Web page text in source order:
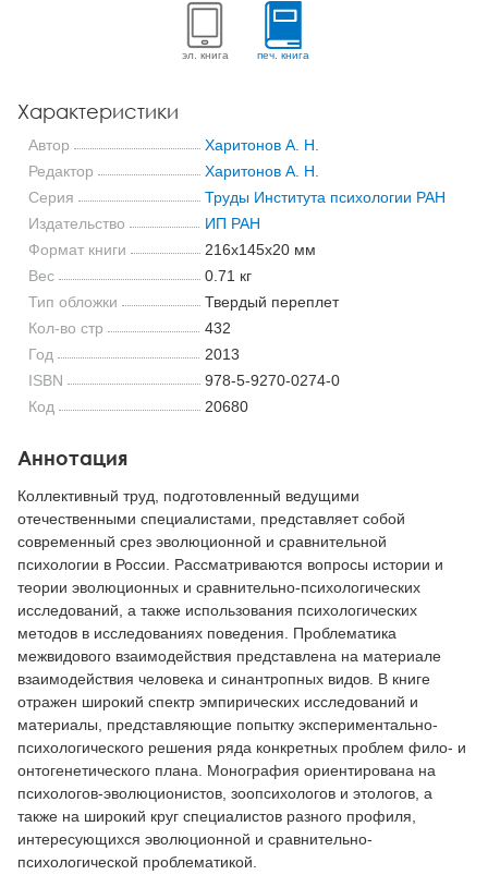
эл. книга печ. книга
Характеристики
Автор
Харитонов А. Н.
Редактор
Харитонов А. Н.
Серия
Труды Института психологии РАН
Издательство
ИП РАН
Формат книги
216x145x20 мм
Вес
0.71 кг
Тип обложки
Твердый переплет
Кол-во стр
432
Год
2013
ISBN
978-5-9270-0274-0
Код
20680
Аннотация
Коллективный труд, подготовленный ведущими
отечественными специалистами, представляет собой
современный срез эволюционной и сравнительной
психологии в России. Рассматриваются вопросы истории и
теории эволюционных и сравнительно-психологических
исследований, а также использования психологических
методов в исследованиях поведения. Проблематика
межвидового взаимодействия представлена на материале
взаимодействия человека и синантропных видов. В книге
отражен широкий спектр эмпирических исследований и
материалы, представляющие попытку экспериментально-
психологического решения ряда конкретных проблем фило- и
онтогенетического плана. Монография ориентирована на
психологов-эволюционистов, зоопсихологов и этологов, а
также на широкий круг специалистов разного профиля,
интересующихся эволюционной и сравнительно-
психологической проблематикой.